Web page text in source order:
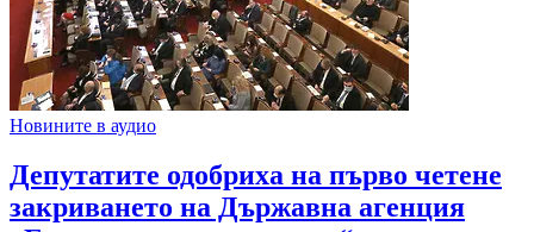
Новините в аудио
Депутатите одобриха на първо четене
закриването на Държавна агенция